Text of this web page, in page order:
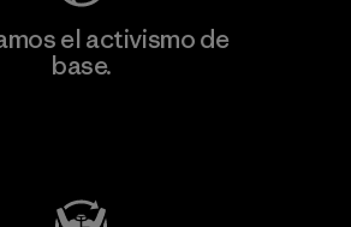
el activismo de
base.